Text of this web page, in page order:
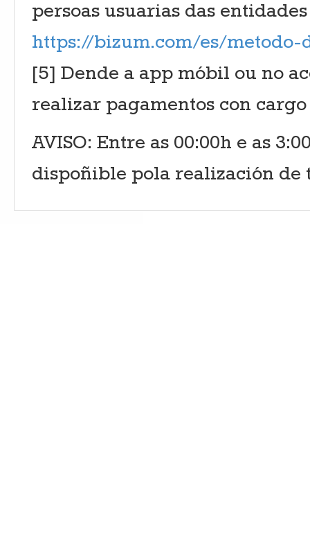
persoas usuarias das
https://bizum.com/es/
[5] Dende a app móbil ou no
realizar pagamentos con
AVISO: Entre as 00:00h e as
dispoñible pola realización de